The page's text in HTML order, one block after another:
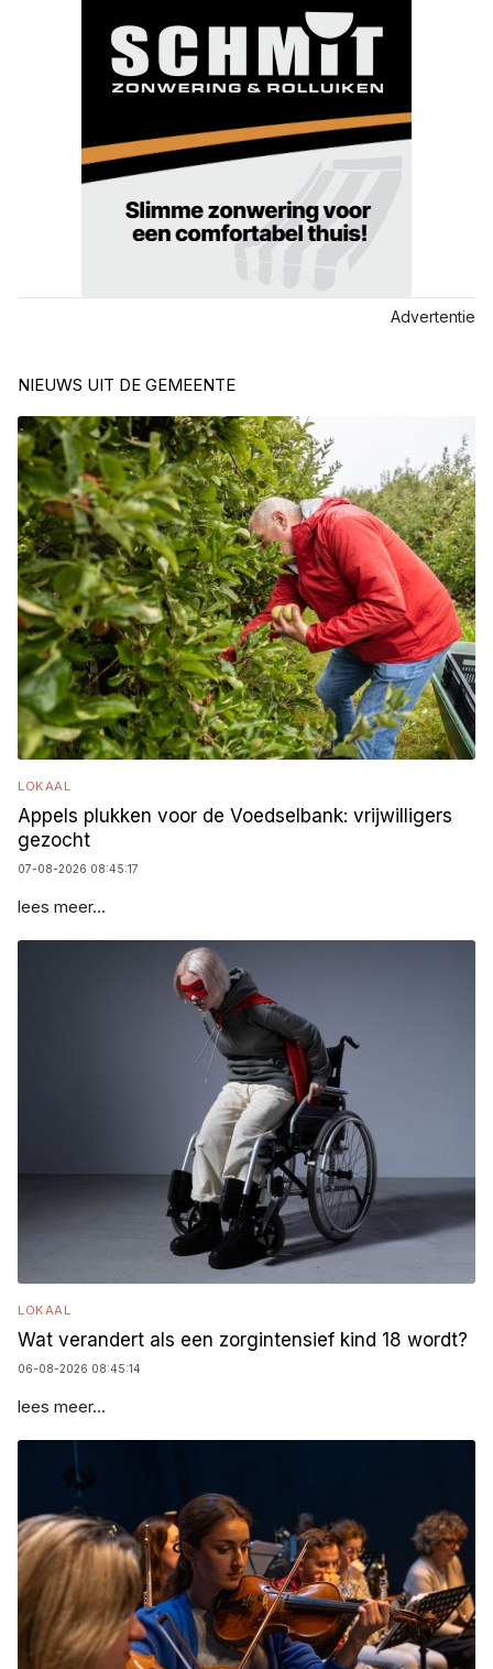
Advertentie
NIEUWS UIT DE GEMEENTE
LOKAAL
Appels plukken voor de Voedselbank: vrijwilligers
gezocht
07-08-2026 08:45:17
lees meer...
LOKAAL
Wat verandert als een zorgintensief kind 18 wordt?
06-08-2026 08:45:14
lees meer...